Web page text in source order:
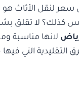
لنقل الأثاث هو
كذلك؟ لا تقلق
لانها مناسبة
التقليدية التي